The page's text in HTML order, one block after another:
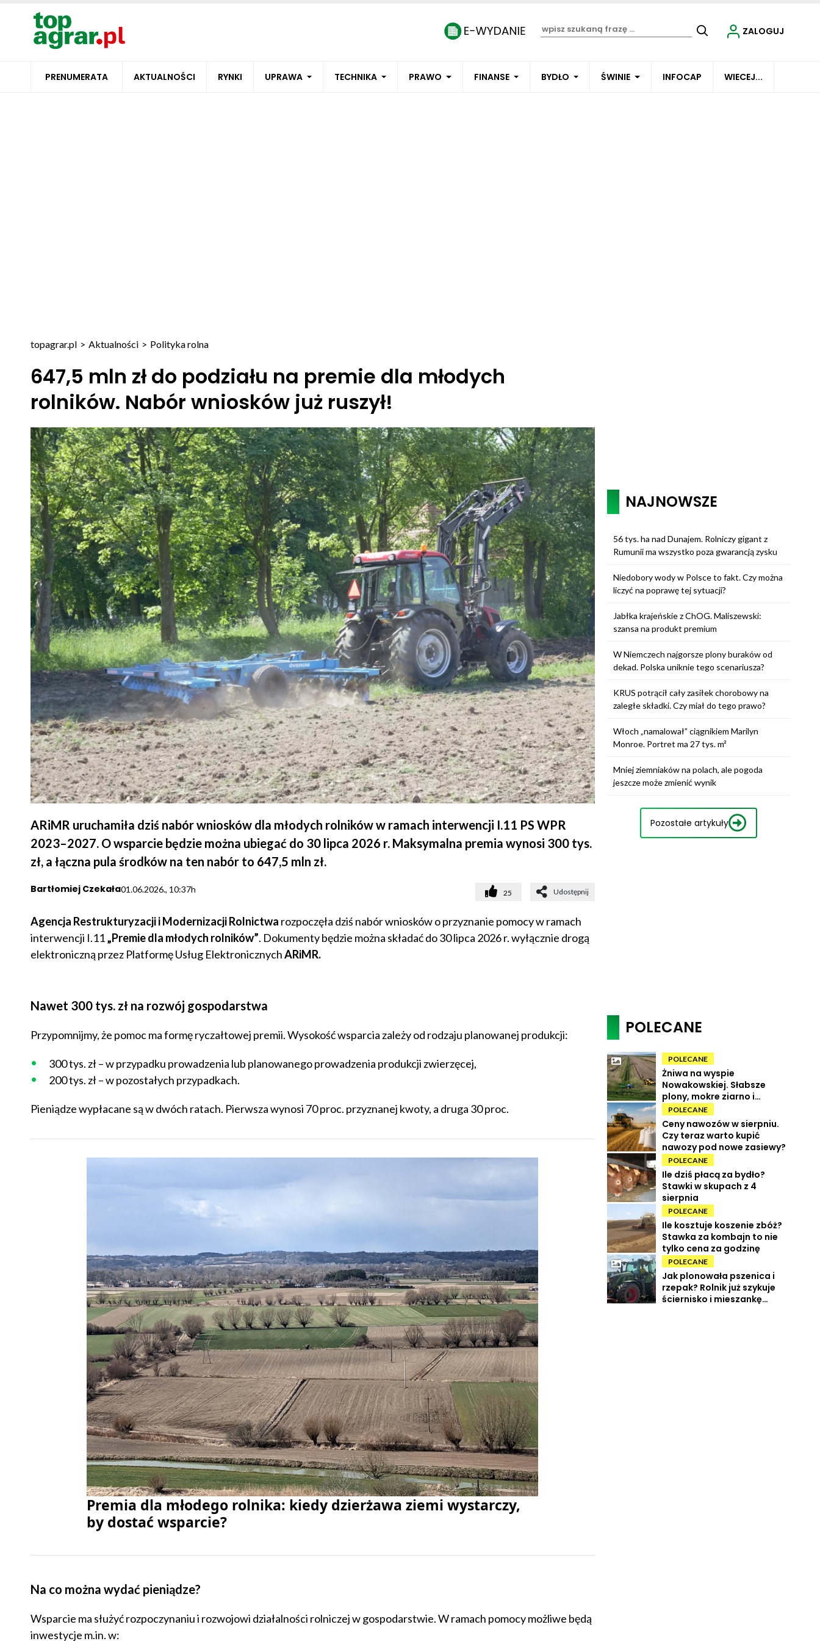
PRENUMERATA AKTUALNOŚCI RYNKI UPRAWA TECHNIKA PRAWO FINANSE BYDŁO ŚWINIE INFOCAP WIECEJ...
ZALOGUJ
topagrar.pl > Aktualności > Polityka rolna
647,5 mln zł do podziału na premie dla młodych
rolników. Nabór wniosków już ruszył!
ARiMR uruchamiła dziś nabór wniosków dla młodych rolników w ramach interwencji I.11 PS WPR
2023–2027. O wsparcie będzie można ubiegać do 30 lipca 2026 r. Maksymalna premia wynosi 300 tys.
zł, a łączna pula środków na ten nabór to 647,5 mln zł.
Bartłomiej Czekała01.06.2026., 10:37h 25 Udostępnij
Agencja Restrukturyzacji i Modernizacji Rolnictwa rozpoczęła dziś nabór wniosków o przyznanie pomocy w ramach
interwencji I.11„Premie dla młodych rolników”. Dokumenty będzie można składać do 30 lipca 2026 r. wyłącznie drogą
elektroniczną przez Platformę Usług ElektronicznychARiMR.
Nawet 300 tys. zł na rozwój gospodarstwa
Przypomnijmy, że pomoc ma formę ryczałtowej premii. Wysokość wsparcia zależy od rodzaju planowanej produkcji:
300 tys. zł – w przypadku prowadzenia lub planowanego prowadzenia produkcji zwierzęcej,
200 tys. zł – w pozostałych przypadkach.
Pieniądze wypłacane są w dwóch ratach. Pierwsza wynosi 70 proc. przyznanej kwoty, a druga 30 proc.
Premia dla młodego rolnika: kiedy dzierżawa ziemi wystarczy,
by dostać wsparcie?
Na co można wydać pieniądze?
Wsparcie ma służyć rozpoczynaniu i rozwojowi działalności rolniczej w gospodarstwie. W ramach pomocy możliwe będą
inwestycje m.in. w:
NAJNOWSZE
56 tys. ha nad Dunajem. Rolniczy gigant z
Rumunii ma wszystko poza gwarancją zysku
Niedobory wody w Polsce to fakt. Czy można
liczyć na poprawę tej sytuacji?
Jabłka krajeńskie z ChOG. Maliszewski:
szansa na produkt premium
W Niemczech najgorsze plony buraków od
dekad. Polska uniknie tego scenariusza?
KRUS potrącił cały zasiłek chorobowy na
zaległe składki. Czy miał do tego prawo?
Włoch „namalował” ciągnikiem Marilyn
Monroe. Portret ma 27 tys. m²
Mniej ziemniaków na polach, ale pogoda
jeszcze może zmienić wynik
Pozostałe artykuły
POLECANE
POLECANE
Żniwa na wyspie
Nowakowskiej. Słabsze
plony, mokre ziarno i
wysokie koszty
POLECANE
Ceny nawozów w sierpniu.
Czy teraz warto kupić
nawozy pod nowe zasiewy?
POLECANE
Ile dziś płacą za bydło?
Stawki w skupach z 4
sierpnia
POLECANE
Ile kosztuje koszenie zbóż?
Stawka za kombajn to nie
tylko cena za godzinę
POLECANE
Jak plonowała pszenica i
rzepak? Rolnik już szykuje
ściernisko i mieszankę